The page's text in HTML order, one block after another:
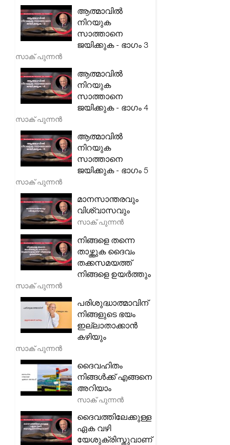
ആത്മാവിൽ
നിറയുക
സാത്താനെ
ജയിക്കുക - ഭാഗം 3
സാക് പുന്നൻ
ആത്മാവിൽ
നിറയുക
സാത്താനെ
ജയിക്കുക - ഭാഗം 4
സാക് പുന്നൻ
ആത്മാവിൽ
നിറയുക
സാത്താനെ
ജയിക്കുക - ഭാഗം 5
സാക് പുന്നൻ
മാനസാന്തരവും
വിശ്വാസവും
സാക് പുന്നൻ
നിങ്ങളെ തന്നെ
താഴ്ത്തുക ദൈവം
തക്കസമയത്ത്
നിങ്ങളെ ഉയർത്തും
സാക് പുന്നൻ
പരിശുദ്ധാത്മാവിന്
നിങ്ങളുടെ ഭയം
ഇല്ലാതാക്കാൻ
കഴിയും
സാക് പുന്നൻ
ദൈവഹിതം
നിങ്ങൾക്ക് എങ്ങനെ
അറിയാം
സാക് പുന്നൻ
ദൈവത്തിലേക്കുള്ള
ഏക വഴി
യേശുക്രിസ്തുവാണ്